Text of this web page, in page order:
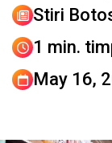
Stiri
1 min.
May 16,